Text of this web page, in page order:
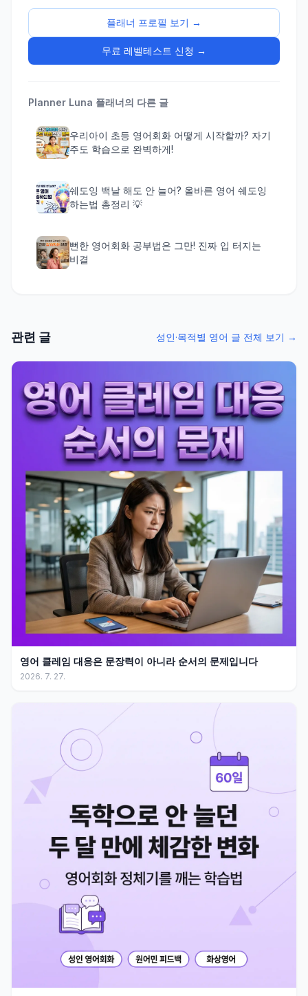
플래너 프로필 보기 →
무료 레벨테스트 신청 →
Planner Luna 플래너의 다른 글
우리아이 초등 영어회화 어떻게 시작할까? 자기
주도 학습으로 완벽하게!
쉐도잉 백날 해도 안 늘어? 올바른 영어 쉐도잉
하는법 총정리 💡
뻔한 영어회화 공부법은 그만! 진짜 입 터지는
비결
관련 글 성인·목적별 영어 글 전체 보기 →
영어 클레임 대응은 문장력이 아니라 순서의 문제입니다
2026. 7. 27.